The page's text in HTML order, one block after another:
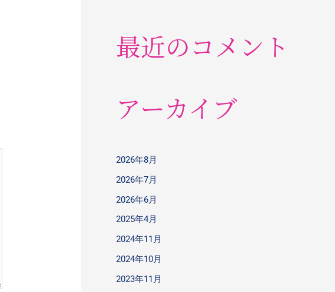
最近のコメント
アーカイブ
2026年8月
2026年7月
2026年6月
2025年4月
2024年11月
2024年10月
2023年11月